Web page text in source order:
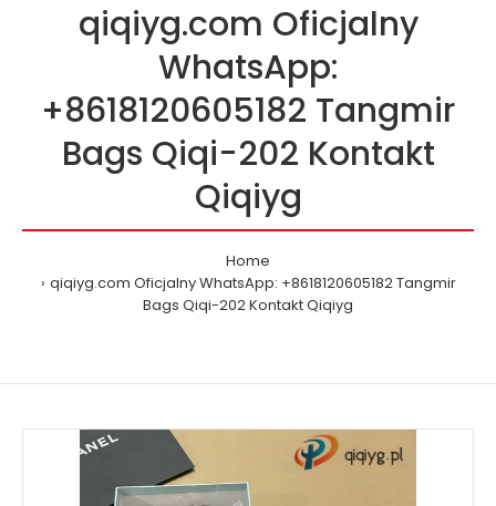
qiqiyg.com Oficjalny
WhatsApp:
+8618120605182 Tangmir
Bags Qiqi-202 Kontakt
Qiqiyg
Home
qiqiyg.com Oficjalny WhatsApp: +8618120605182 Tangmir
Bags Qiqi-202 Kontakt Qiqiyg